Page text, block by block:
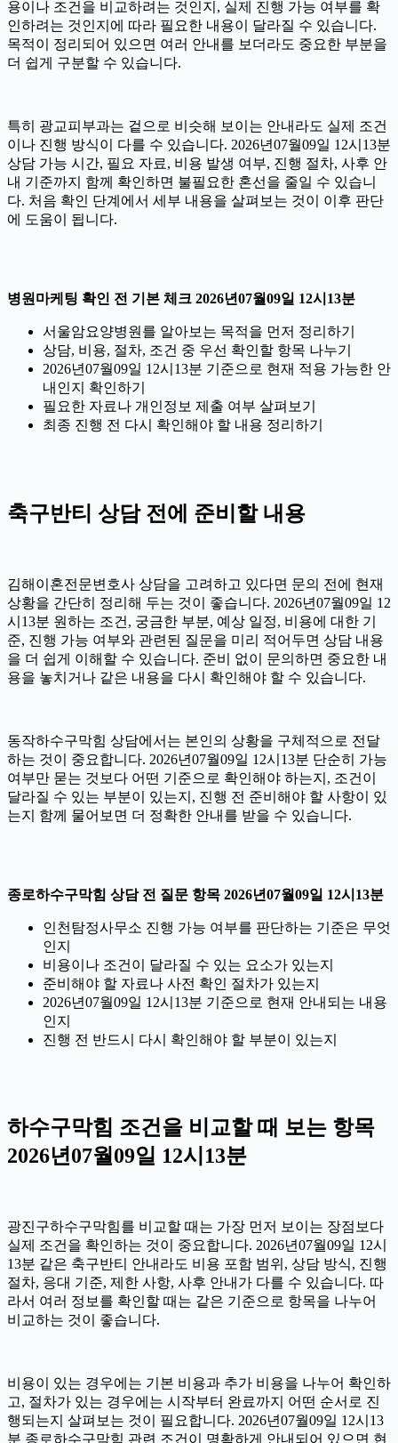
용이나 조건을 비교하려는 것인지, 실제 진행 가능 여부를 확
인하려는 것인지에 따라 필요한 내용이 달라질 수 있습니다.
목적이 정리되어 있으면 여러 안내를 보더라도 중요한 부분을
더 쉽게 구분할 수 있습니다.
특히 광교피부과는 겉으로 비슷해 보이는 안내라도 실제 조건
이나 진행 방식이 다를 수 있습니다. 2026년07월09일 12시13분
상담 가능 시간, 필요 자료, 비용 발생 여부, 진행 절차, 사후 안
내 기준까지 함께 확인하면 불필요한 혼선을 줄일 수 있습니
다. 처음 확인 단계에서 세부 내용을 살펴보는 것이 이후 판단
에 도움이 됩니다.
병원마케팅 확인 전 기본 체크 2026년07월09일 12시13분
서울암요양병원를 알아보는 목적을 먼저 정리하기
상담, 비용, 절차, 조건 중 우선 확인할 항목 나누기
2026년07월09일 12시13분 기준으로 현재 적용 가능한 안
내인지 확인하기
필요한 자료나 개인정보 제출 여부 살펴보기
최종 진행 전 다시 확인해야 할 내용 정리하기
축구반티 상담 전에 준비할 내용
김해이혼전문변호사 상담을 고려하고 있다면 문의 전에 현재
상황을 간단히 정리해 두는 것이 좋습니다. 2026년07월09일 12
시13분 원하는 조건, 궁금한 부분, 예상 일정, 비용에 대한 기
준, 진행 가능 여부와 관련된 질문을 미리 적어두면 상담 내용
을 더 쉽게 이해할 수 있습니다. 준비 없이 문의하면 중요한 내
용을 놓치거나 같은 내용을 다시 확인해야 할 수 있습니다.
동작하수구막힘 상담에서는 본인의 상황을 구체적으로 전달
하는 것이 중요합니다. 2026년07월09일 12시13분 단순히 가능
여부만 묻는 것보다 어떤 기준으로 확인해야 하는지, 조건이
달라질 수 있는 부분이 있는지, 진행 전 준비해야 할 사항이 있
는지 함께 물어보면 더 정확한 안내를 받을 수 있습니다.
종로하수구막힘 상담 전 질문 항목 2026년07월09일 12시13분
인천탐정사무소 진행 가능 여부를 판단하는 기준은 무엇
인지
비용이나 조건이 달라질 수 있는 요소가 있는지
준비해야 할 자료나 사전 확인 절차가 있는지
2026년07월09일 12시13분 기준으로 현재 안내되는 내용
인지
진행 전 반드시 다시 확인해야 할 부분이 있는지
하수구막힘 조건을 비교할 때 보는 항목
2026년07월09일 12시13분
광진구하수구막힘를 비교할 때는 가장 먼저 보이는 장점보다
실제 조건을 확인하는 것이 중요합니다. 2026년07월09일 12시
13분 같은 축구반티 안내라도 비용 포함 범위, 상담 방식, 진행
절차, 응대 기준, 제한 사항, 사후 안내가 다를 수 있습니다. 따
라서 여러 정보를 확인할 때는 같은 기준으로 항목을 나누어
비교하는 것이 좋습니다.
비용이 있는 경우에는 기본 비용과 추가 비용을 나누어 확인하
고, 절차가 있는 경우에는 시작부터 완료까지 어떤 순서로 진
행되는지 살펴보는 것이 필요합니다. 2026년07월09일 12시13
분 종로하수구막힘 관련 조건이 명확하게 안내되어 있으면 현